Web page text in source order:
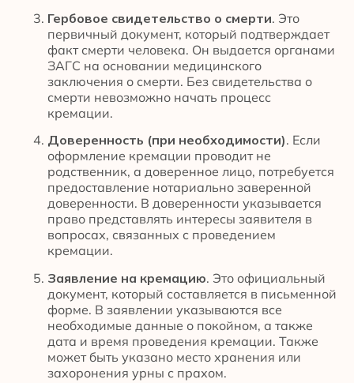
Гербовое свидетельство о смерти. Это
первичный документ, который подтверждает
факт смерти человека. Он выдается органами
ЗАГС на основании медицинского
заключения о смерти. Без свидетельства о
смерти невозможно начать процесс
кремации.
Доверенность (при необходимости). Если
оформление кремации проводит не
родственник, а доверенное лицо, потребуется
предоставление нотариально заверенной
доверенности. В доверенности указывается
право представлять интересы заявителя в
вопросах, связанных с проведением
кремации.
Заявление на кремацию. Это официальный
документ, который составляется в письменной
форме. В заявлении указываются все
необходимые данные о покойном, а также
дата и время проведения кремации. Также
может быть указано место хранения или
захоронения урны с прахом.